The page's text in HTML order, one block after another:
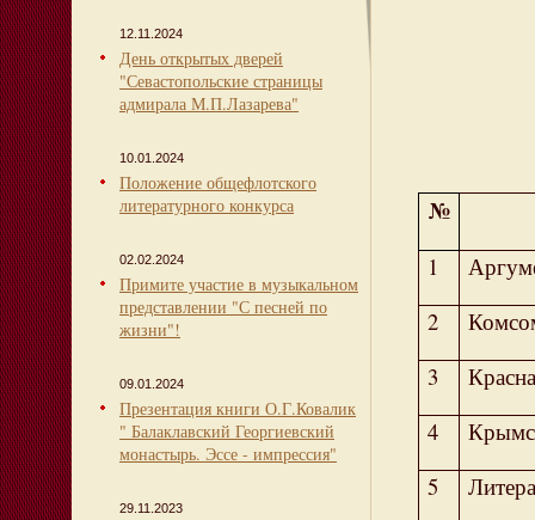
12.11.2024
День открытых дверей
"Севастопольские страницы
адмирала М.П.Лазарева"
10.01.2024
Положение общефлотского
литературного конкурса
02.02.2024
Примите участие в музыкальном
представлении "С песней по
жизни"!
09.01.2024
Презентация книги О.Г.Ковалик
" Балаклавский Георгиевский
монастырь. Эссе - импрессия"
29.11.2023
№
1
2
3
4
5